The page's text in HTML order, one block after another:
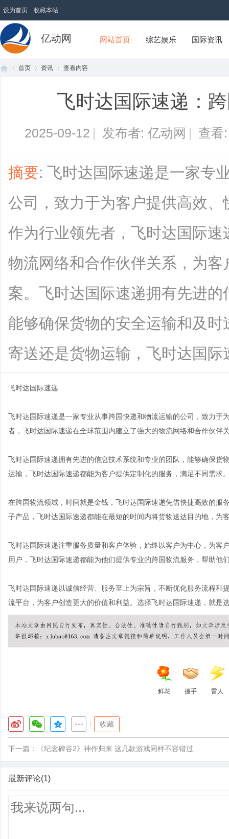
设为首页 收藏本站
亿动网 网站首页 综艺娱乐 国际资讯
首页 资讯 查看内容
飞时达国际速递：
2025-09-12 | 发布者: 亿动网 | 查
摘要: 飞时达国际速递是一家专
公司，致力于为客户提供高效
作为行业领先者，飞时达国际
物流网络和合作伙伴关系，为
案。飞时达国际速递拥有先进
能够确保货物的安全运输和及
寄送还是货物运输，飞时达国际
飞时达国际速递
飞时达国际速递是一家专业从事跨国快递和物流运输的公司，致力于
者，飞时达国际速递在全球范围内建立了强大的物流网络和合作伙伴
飞时达国际速递拥有先进的信息技术系统和专业的团队，能够确保货
运输，飞时达国际速递都能为客户提供定制化的服务，满足不同需求
在跨国物流领域，时间就是金钱，飞时达国际速递凭借快捷高效的服
子产品，飞时达国际速递都能在最短的时间内将货物送达目的地，为
飞时达国际速递注重服务质量和客户体验，始终以客户为中心，为客
用户，飞时达国际速递都能为他们提供专业的跨国物流服务，帮助他
飞时达国际速递以诚信经营、服务至上为宗旨，不断优化服务流程和
流平台，为客户创造更大的价值和利益。选择飞时达国际速递，就是
鲜花 握手 雷人
收藏
下一篇： 《纪念碑谷2》神作归来 这几款游戏同样不容错过
最新评论(1)